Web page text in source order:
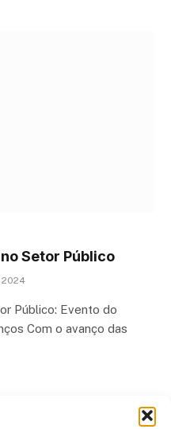
Setor Público
2024
Público: Evento do
Com o avanço das